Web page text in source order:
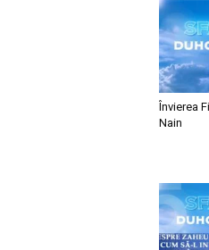
Învierea
Nain